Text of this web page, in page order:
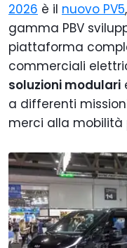
2026 è il nuovo PV5
gamma PBV
piattaforma
commerciali
soluzioni modulari
a differenti
merci alla mobilità